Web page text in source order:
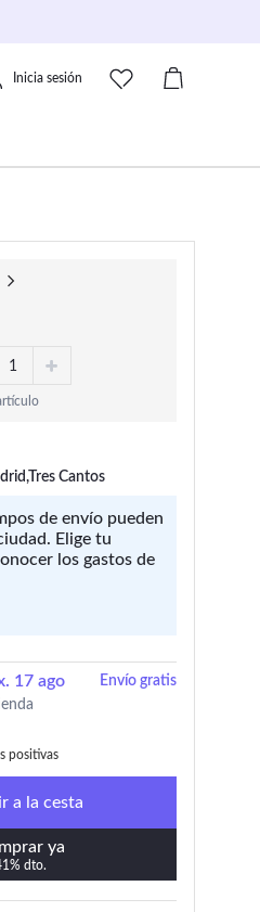
Inicia sesión
Cantos
de envío pueden
Elige tu
los gastos de
17 ago
Envío gratis
wishlist'
positivas
30 días
a la cesta
ya
dto.